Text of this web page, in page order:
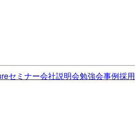
セミナー会社説明会勉強会事例採用